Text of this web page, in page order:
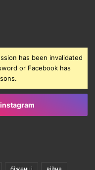
has been invalidated
or Facebook has